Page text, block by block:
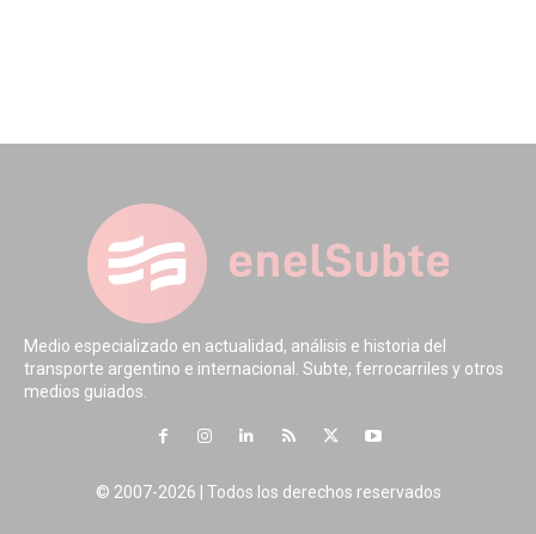
Medio especializado en actualidad, análisis e historia del
transporte argentino e internacional. Subte, ferrocarriles y otros
medios guiados.
© 2007-2026 | Todos los derechos reservados